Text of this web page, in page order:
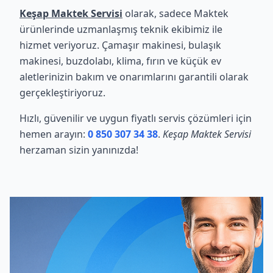
Keşap Maktek Servisi olarak, sadece Maktek
ürünlerinde uzmanlaşmış teknik ekibimiz ile
hizmet veriyoruz. Çamaşır makinesi, bulaşık
makinesi, buzdolabı, klima, fırın ve küçük ev
aletlerinizin bakım ve onarımlarını garantili olarak
gerçekleştiriyoruz.
Hızlı, güvenilir ve uygun fiyatlı servis çözümleri için
hemen arayın: 0 850 307 34 38. Keşap Maktek Servisi
herzaman sizin yanınızda!